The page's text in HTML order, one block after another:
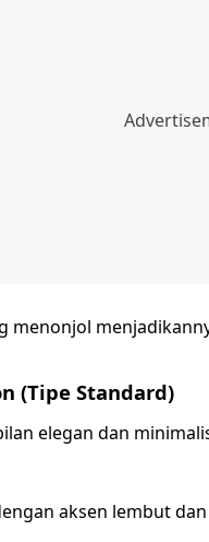
menonjol
(Tipe Standard)
elegan dan
aksen lembut